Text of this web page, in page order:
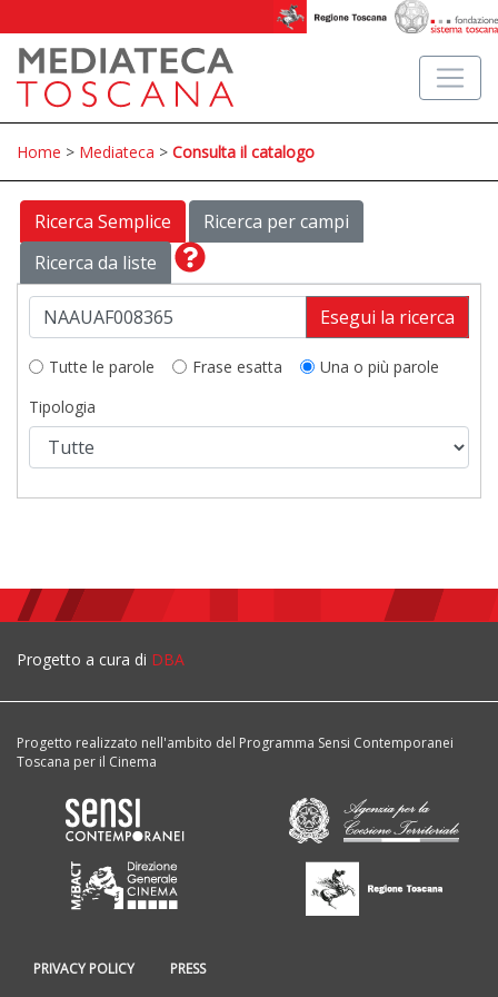
Home > Mediateca > Consulta il catalogo
Ricerca Semplice
Ricerca per campi
Ricerca da liste
Esegui la ricerca
Tutte le parole Frase esatta
Una o più parole
Tipologia
Progetto a cura di DBA
Progetto realizzato nell'ambito del Programma Sensi Contemporanei
Toscana per il Cinema
PRIVACY POLICY PRESS